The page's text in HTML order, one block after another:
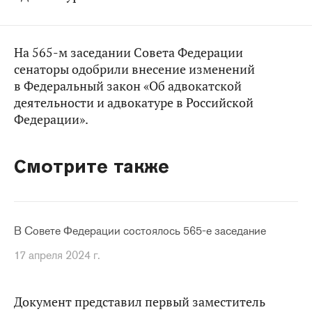
На 565-м заседании Совета Федерации
сенаторы одобрили внесение изменений
в Федеральный закон «Об адвокатской
деятельности и адвокатуре в Российской
Федерации».
Смотрите также
В Совете Федерации состоялось 565-е заседание
17 апреля 2024 г.
Документ представил первый заместитель